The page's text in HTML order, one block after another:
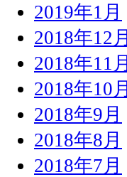
2019年1月
2018年12月
2018年11月
2018年10月
2018年9月
2018年8月
2018年7月